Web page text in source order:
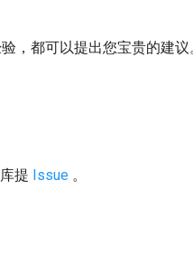
，都可以提出您宝贵的建
提 Issue 。